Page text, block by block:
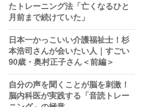
たトレーニング法「亡くなるひと
月前まで続けていた」
日本一かっこいい介護福祉士！杉
本浩司さんが会いたい人｜すごい
90歳・奥村正子さん＜前編＞
自分の声を聞くことが脳を刺激！
脳内科医が実践する「音読トレー